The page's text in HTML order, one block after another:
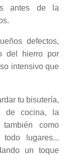
antes de la
defectos,
del hierro por
intensivo que
tu bisutería,
de cocina, la
como
lugares...
un toque